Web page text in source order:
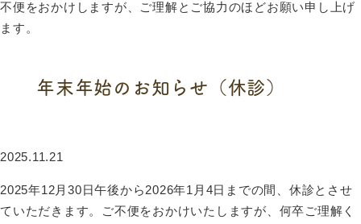
不便をおかけしますが、ご理解とご協力のほどお願い申し上げ
ます。
年末年始のお知らせ（休診）
2025.11.21
2025年12月30日午後から2026年1月4日までの間、休診とさせ
ていただきます。ご不便をおかけいたしますが、何卒ご理解く